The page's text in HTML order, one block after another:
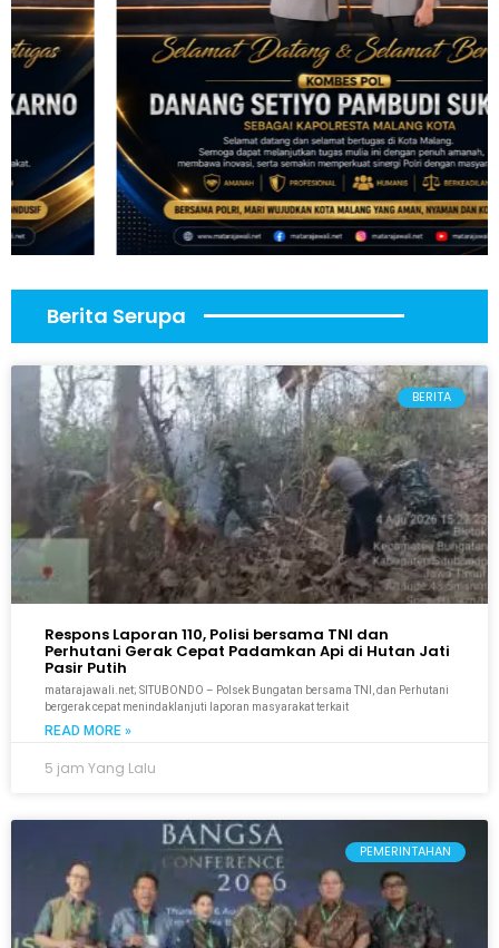
Berita Serupa
BERITA
Respons Laporan 110, Polisi bersama TNI dan
Perhutani Gerak Cepat Padamkan Api di Hutan Jati
Pasir Putih
matarajawali.net; SITUBONDO – Polsek Bungatan bersama TNI, dan Perhutani
bergerak cepat menindaklanjuti laporan masyarakat terkait
READ MORE »
5 jam Yang Lalu
PEMERINTAHAN